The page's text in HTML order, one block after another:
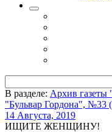
В разделе: Архив газеты
"Бульвар Гордона", №33
14 Августа, 2019
ИЩИТЕ ЖЕНЩИНУ!